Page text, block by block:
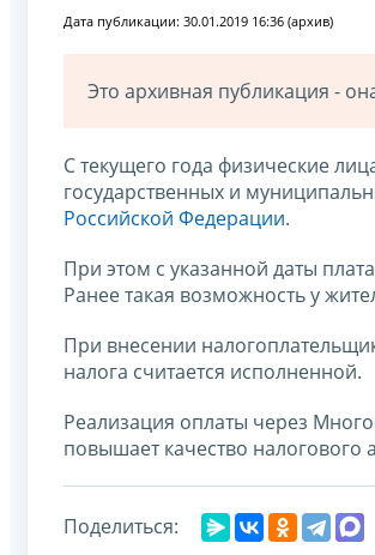
Дата публикации: 30.01.2019 16:36 (архив)
Это архивная публикация -
С текущего года физические
государственных и
Российской Федерации.
При этом с указанной даты
Ранее такая возможность у
При внесении
налога считается исполненной.
Реализация оплаты через
повышает качество налогового
Поделиться: